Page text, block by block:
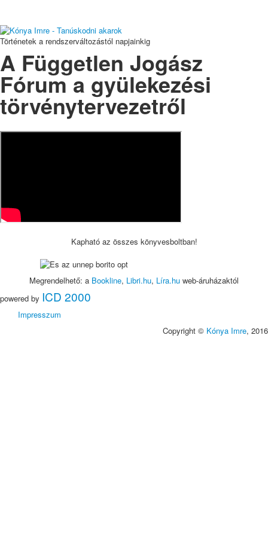
Történetek a rendszerváltozástól napjainkig
A Független Jogász
Fórum a gyülekezési
törvénytervezetről
Kapható az összes könyvesboltban!
Megrendelhető: a Bookline, Libri.hu, Líra.hu web-áruházaktól
powered by ICD 2000
Impresszum
Copyright © Kónya Imre, 2016